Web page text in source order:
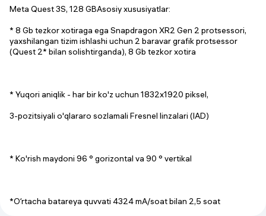
Meta Quest 3S, 128 GBAsosiy xususiyatlar:
* 8 Gb tezkor xotiraga ega Snapdragon XR2 Gen 2 protsessori,
yaxshilangan tizim ishlashi uchun 2 baravar grafik protsessor
(Quest 2* bilan solishtirganda), 8 Gb tezkor xotira
* Yuqori aniqlik - har bir ko'z uchun 1832x1920 piksel,
3-pozitsiyali o'qlararo sozlamali Fresnel linzalari (IAD)
* Ko'rish maydoni 96 ° gorizontal va 90 ° vertikal
*Oʻrtacha batareya quvvati 4324 mA/soat bilan 2,5 soat